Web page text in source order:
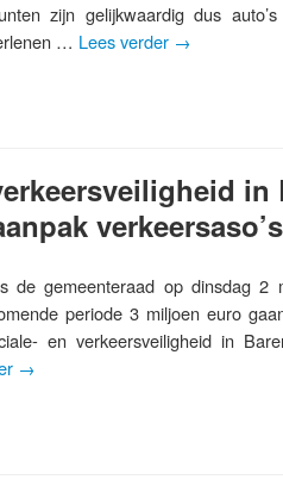
zijn gelijkwaardig dus
… Lees verder →
in
de gemeenteraad op dinsdag 2
periode 3 miljoen euro
en verkeersveiligheid in
→